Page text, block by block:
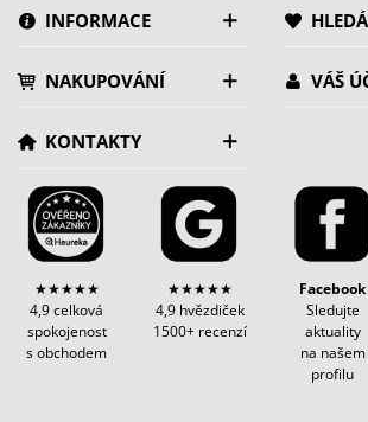
INFORMACE
NAKUPOVÁNÍ VÁŠ
KONTAKTY
★★★★★
4,9 celková
spokojenost
s obchodem
★★★★★
4,9 hvězdiček
1500+ recenzí
Facebook
Sledujte
aktuality
na našem
profilu